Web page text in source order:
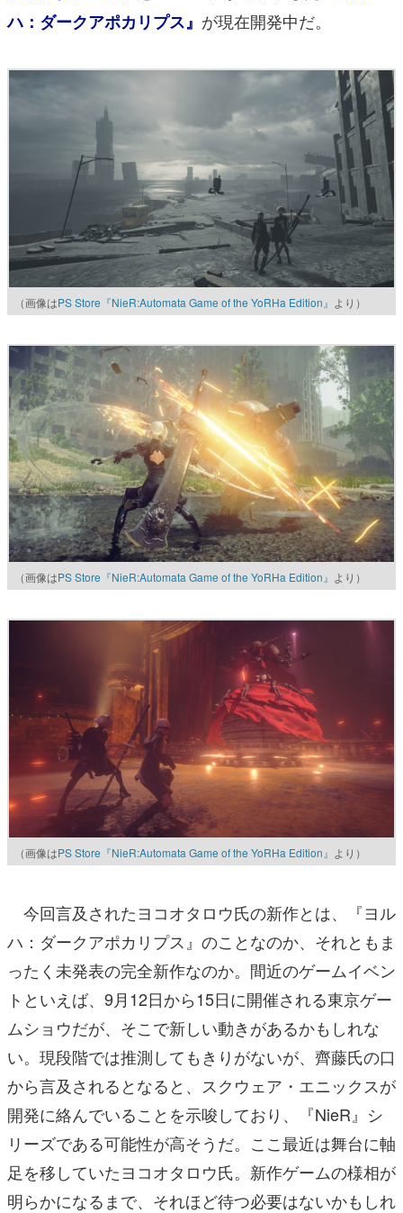
ハ：ダークアポカリプス』 が現在開発中だ。
（画像はPS Store『NieR:Automata Game of the YoRHa Edition』 より）
（画像はPS Store『NieR:Automata Game of the YoRHa Edition』 より）
（画像はPS Store『NieR:Automata Game of the YoRHa Edition』 より）
今回言及されたヨコオタロウ氏の新作とは、『ヨル
ハ：ダークアポカリプス』のことなのか、それともま
ったく未発表の完全新作なのか。間近のゲームイベン
トといえば、9月12日から15日に開催される東京ゲー
ムショウだが、そこで新しい動きがあるかもしれな
い。現段階では推測してもきりがないが、齊藤氏の口
から言及されるとなると、スクウェア・エニックスが
開発に絡んでいることを示唆しており、『NieR』シ
リーズである可能性が高そうだ。ここ最近は舞台に軸
足を移していたヨコオタロウ氏。新作ゲームの様相が
明らかになるまで、それほど待つ必要はないかもしれ